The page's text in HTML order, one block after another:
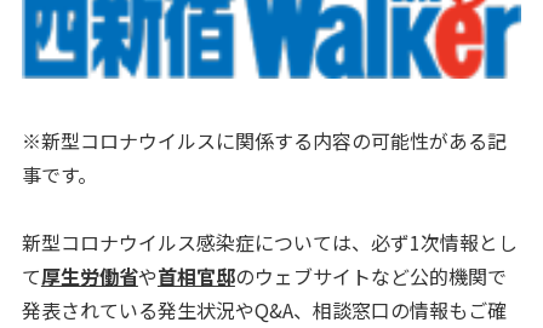
※新型コロナウイルスに関係する内容の可能性がある記
事です。
新型コロナウイルス感染症については、必ず1次情報とし
て厚生労働省や首相官邸のウェブサイトなど公的機関で
発表されている発生状況やQ&A、相談窓口の情報もご確